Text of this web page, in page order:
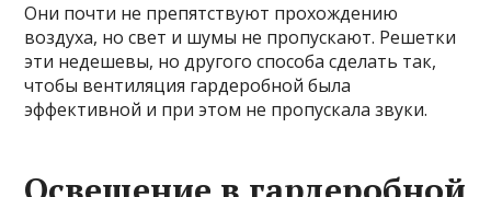
Они почти не препятствуют прохождению
воздуха, но свет и шумы не пропускают. Решетки
эти недешевы, но другого способа сделать так,
чтобы вентиляция гардеробной была
эффективной и при этом не пропускала звуки.